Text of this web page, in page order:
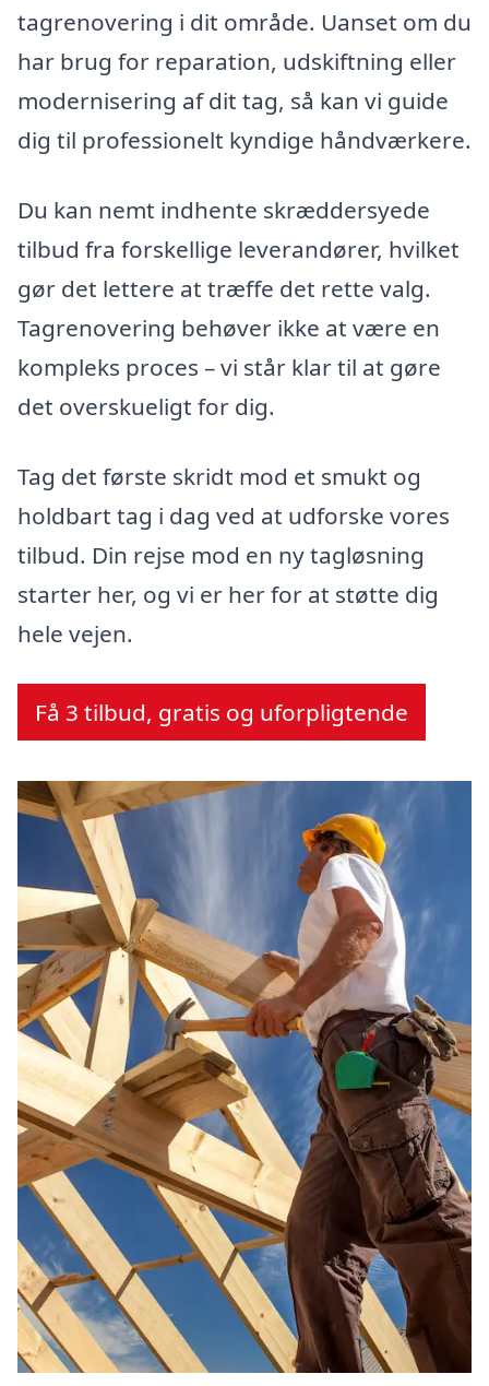
tagrenovering i dit område. Uanset om du
har brug for reparation, udskiftning eller
modernisering af dit tag, så kan vi guide
dig til professionelt kyndige håndværkere.
Du kan nemt indhente skræddersyede
tilbud fra forskellige leverandører, hvilket
gør det lettere at træffe det rette valg.
Tagrenovering behøver ikke at være en
kompleks proces – vi står klar til at gøre
det overskueligt for dig.
Tag det første skridt mod et smukt og
holdbart tag i dag ved at udforske vores
tilbud. Din rejse mod en ny tagløsning
starter her, og vi er her for at støtte dig
hele vejen.
Få 3 tilbud, gratis og uforpligtende